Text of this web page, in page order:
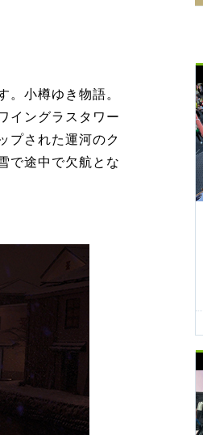
。小樽ゆき物語。
イングラスタワー
プされた運河のク
で途中で欠航とな